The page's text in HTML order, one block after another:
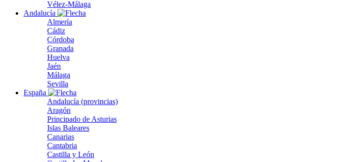
Vélez-Málaga
Andalucía
Almería
Cádiz
Córdoba
Granada
Huelva
Jaén
Málaga
Sevilla
España
Andalucía (provincias)
Aragón
Principado de Asturias
Islas Baleares
Canarias
Cantabria
Castilla y León